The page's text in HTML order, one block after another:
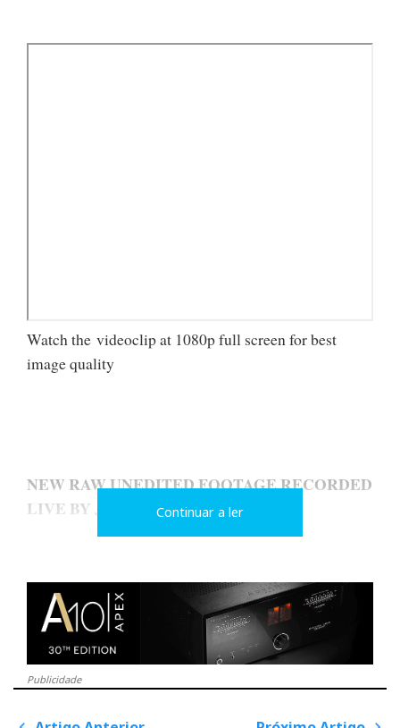
Watch the videoclip at 1080p full screen for best
image quality
NEW RAW UNEDITED FOOTAGE RECORDED
LIVE BY JVH FOR HIFICLUBE
Continuar a ler
Publicidade